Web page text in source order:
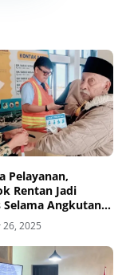
Pelayanan,
Rentan Jadi
Angkutan
2025/2026
2025